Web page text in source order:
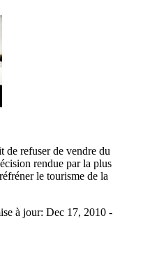
de refuser de vendre du
rendue par la plus
le tourisme de la
à jour: Dec 17, 2010 -